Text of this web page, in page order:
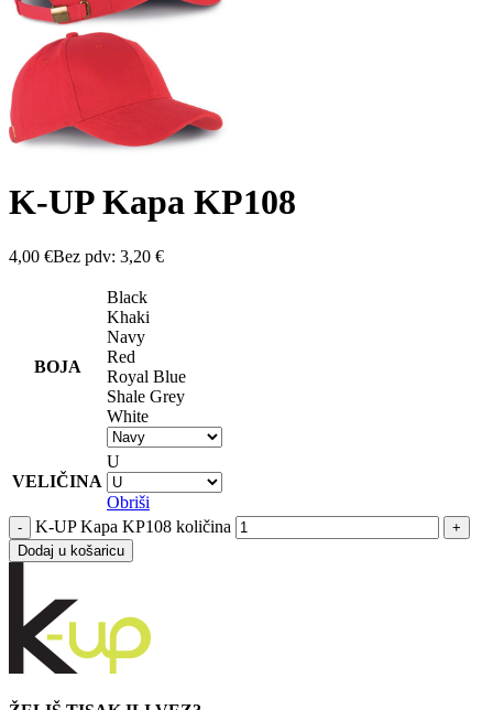
K-UP Kapa KP108
4,00 €Bez pdv: 3,20 €
BOJA
Black
Khaki
Navy
Red
Royal Blue
Shale Grey
White
VELIČINA
U
Obriši
K-UP Kapa KP108 količina
Dodaj u košaricu